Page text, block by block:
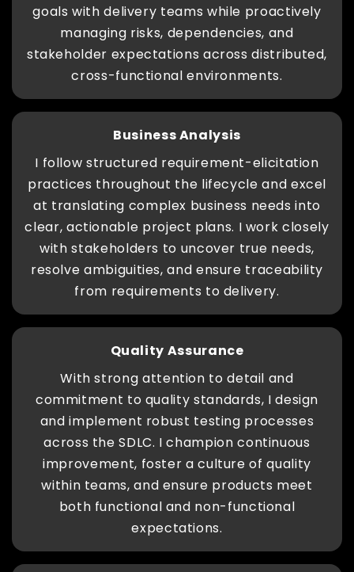
goals with delivery teams while proactively
managing risks, dependencies, and
stakeholder expectations across distributed,
cross-functional environments.
Business Analysis
I follow structured requirement-elicitation
practices throughout the lifecycle and excel
at translating complex business needs into
clear, actionable project plans. I work closely
with stakeholders to uncover true needs,
resolve ambiguities, and ensure traceability
from requirements to delivery.
Quality Assurance
With strong attention to detail and
commitment to quality standards, I design
and implement robust testing processes
across the SDLC. I champion continuous
improvement, foster a culture of quality
within teams, and ensure products meet
both functional and non-functional
expectations.